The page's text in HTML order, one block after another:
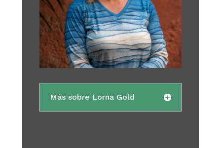
Más sobre Lorna Gold